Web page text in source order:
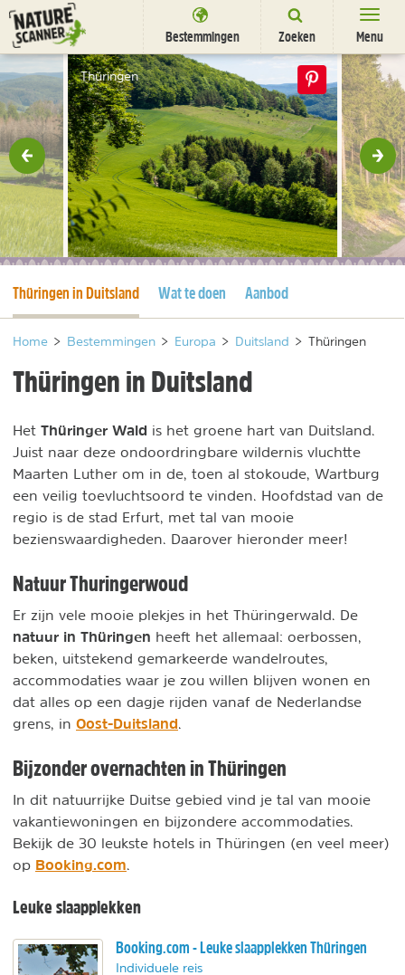
Ga
naar
content
Bestemmingen Zoeken Menu
Bestemmingen
Overnachten
Activiteiten
Natuurparken
Dieren
Nieuwsbrief Uitgelicht
Thüringen
Huidige pagina
Thüringen in Duitsland Wat te doen Aanbod
Home > Bestemmingen > Europa > Duitsland > Thüringen
Thüringen in Duitsland
Het Thüringer Wald is het groene hart van Duitsland.
Juist naar deze ondoordringbare wildernis vluchtte
Maarten Luther om in de, toen al stokoude, Wartburg
een veilig toevluchtsoord te vinden. Hoofdstad van de
regio is de stad Erfurt, met tal van mooie
bezienswaardigheden. Daarover hieronder meer!
Natuur Thuringerwoud
Er zijn vele mooie plekjes in het Thüringerwald. De
natuur in Thüringen heeft het allemaal: oerbossen,
beken, uitstekend gemarkeerde wandelroutes,
accommodaties waar je zou willen blijven wonen en
dat alles op een dagje rijden vanaf de Nederlandse
grens, in Oost-Duitsland
Bijzonder overnachten in Thüringen
In dit natuurrijke Duitse gebied vind je tal van mooie
vakantiewoningen en bijzondere accommodaties.
Bekijk de 30 leukste hotels in Thüringen (en veel meer)
op Booking.com
Leuke slaapplekken
Booking.com - Leuke slaapplekken Thüringen
Individuele reis